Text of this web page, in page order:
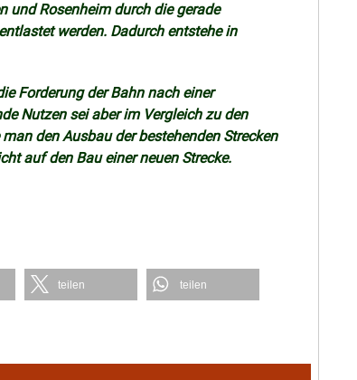
und Rosenheim durch die gerade
werden. Dadurch entstehe in
Forderung der Bahn nach einer
Nutzen sei aber im Vergleich zu den
den Ausbau der bestehenden Strecken
auf den Bau einer neuen Strecke.
teilen teilen